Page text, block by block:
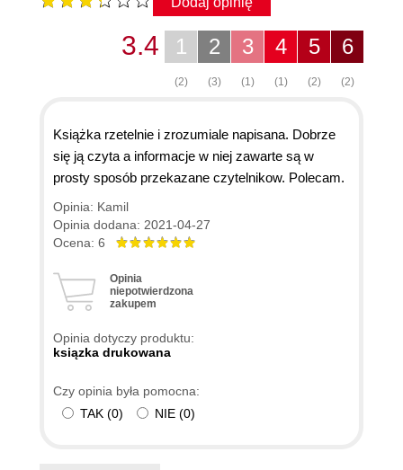
6
(2)
5
(2)
4
(1)
3
(1)
2
(3)
1
(2)
3.4
Książka rzetelnie i zrozumiale napisana. Dobrze
się ją czyta a informacje w niej zawarte są w
prosty sposób przekazane czytelnikow. Polecam.
Opinia: Kamil
Opinia dodana: 2021-04-27
Ocena: 6
Opinia
niepotwierdzona
zakupem
Opinia dotyczy produktu:
ksiązka drukowana
Czy opinia była pomocna:
TAK (0) NIE (0)